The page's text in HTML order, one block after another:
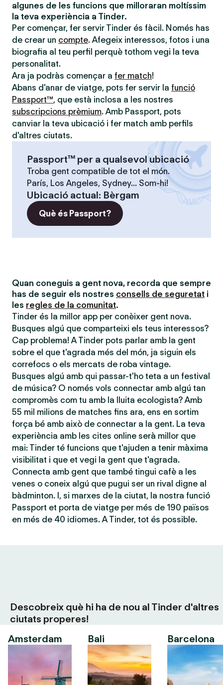
algunes de les funcions que milloraran moltíssim
la teva experiència a Tinder.
Per començar, fer servir Tinder és fàcil. Només has
de crear un compte. Afegeix interessos, fotos i una
biografia al teu perfil perquè tothom vegi la teva
personalitat.
Ara ja podràs començar a fer match!
Abans d'anar de viatge, pots fer servir la funció
Passport™, que està inclosa a les nostres
subscripcions prèmium. Amb Passport, pots
canviar la teva ubicació i fer match amb perfils
d'altres ciutats.
Passport™ per a qualsevol ubicació
Troba gent compatible de tot el món.
París, Los Angeles, Sydney... Som-hi!
Ubicació actual: Bèrgam
Què és Passport?
Quan coneguis a gent nova, recorda que sempre
has de seguir els nostres consells de seguretat i
les regles de la comunitat.
Tinder és la millor app per conèixer gent nova.
Busques algú que comparteixi els teus interessos?
Cap problema! A Tinder pots parlar amb la gent
sobre el que t'agrada més del món, ja siguin els
correfocs o els mercats de roba vintage.
Busques algú amb qui passar-t'ho teta a un festival
de música? O només vols connectar amb algú tan
compromès com tu amb la lluita ecologista? Amb
55 mil milions de matches fins ara, ens en sortim
força bé amb això de connectar a la gent. La teva
experiència amb les cites online serà millor que
mai: Tinder té funcions que t'ajuden a tenir màxima
visibilitat i que et vegi la gent que t'agrada.
Connecta amb gent que també tingui cafè a les
venes o coneix algú que pugui ser un rival digne al
bàdminton. I, si marxes de la ciutat, la nostra funció
Passport et porta de viatge per més de 190 països
en més de 40 idiomes. A Tinder, tot és possible.
Descobreix què hi ha de nou al Tinder d'altres
ciutats properes!
Amsterdam
Bali Barcelona